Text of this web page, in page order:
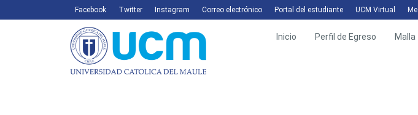
Facebook Twitter Instagram Correo electrónico Portal del estudiante UCM Virtual
Inicio Perfil de Egreso Malla